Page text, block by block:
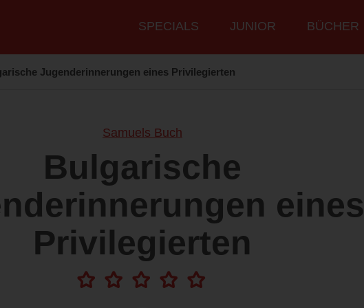
Hauptmenü
SPECIALS JUNIOR BÜCHER
Jugenderinnerungen eines Privilegierten
Samuels Buch
Bulgarische
eines
Privilegierten